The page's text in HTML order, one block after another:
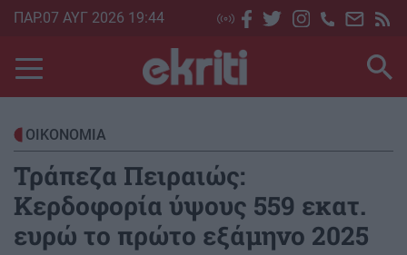
Skip
main
content
ΠΑΡ.07 ΑΥΓ 2026 19:44
ΟΙΚΟΝΟΜΙΑ
Τράπεζα Πειραιώς:
Κερδοφορία ύψους 559 εκατ.
ευρώ το πρώτο εξάμηνο 2025